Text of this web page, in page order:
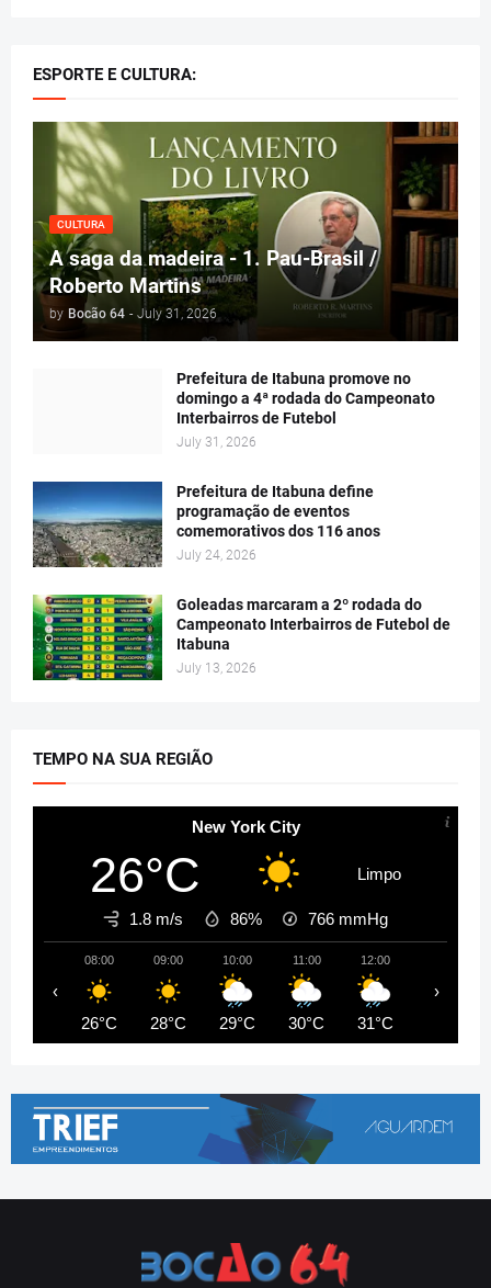
ESPORTE E CULTURA:
CULTURA
A saga da madeira - 1. Pau-Brasil /
Roberto Martins
by Bocão 64 - July 31, 2026
Prefeitura de Itabuna promove no
domingo a 4ª rodada do Campeonato
Interbairros de Futebol
July 31, 2026
Prefeitura de Itabuna define
programação de eventos
comemorativos dos 116 anos
July 24, 2026
Goleadas marcaram a 2º rodada do
Campeonato Interbairros de Futebol de
Itabuna
July 13, 2026
TEMPO NA SUA REGIÃO
New York City
26°C Limpo
1.8 m/s 86% 766 mmHg
08:00
26°C
09:00
28°C
10:00
29°C
11:00
30°C
12:00
31°C
‹ ›